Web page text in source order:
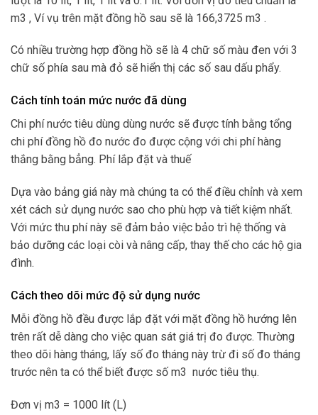
m3 , Ví vụ trên mặt đồng hồ sau sẽ là 166,3725 m3 .
Có nhiều trường hợp đồng hồ sẽ là 4 chữ số màu đen với 3
chữ số phía sau mà đỏ sẽ hiển thị các số sau dấu phẩy.
Cách tính toán mức nước đã dùng
Chi phí nước tiêu dùng dùng nước sẽ được tính bằng tổng
chi phí đồng hồ đo nước đo được cộng với chi phí hàng
thắng bằng bẳng. Phí lắp đặt và thuế
Dựa vào bảng giá này mà chúng ta có thể điều chỉnh và xem
xét cách sử dụng nước sao cho phù hợp và tiết kiệm nhất.
Với mức thu phí này sẽ đảm bảo việc bảo trì hệ thống và
bảo dưỡng các loại còi và nâng cấp, thay thế cho các hộ gia
đình.
Cách theo dõi mức độ sử dụng nước
Mỗi đồng hồ đều được lắp đặt với mặt đồng hồ hướng lên
trên rất dễ dàng cho việc quan sát giá trị đo được. Thường
theo dõi hàng tháng, lấy số đo tháng này trừ đi số đo tháng
trước nên ta có thể biết được số m3 nước tiêu thụ.
Đơn vị m3 = 1000 lít (L)